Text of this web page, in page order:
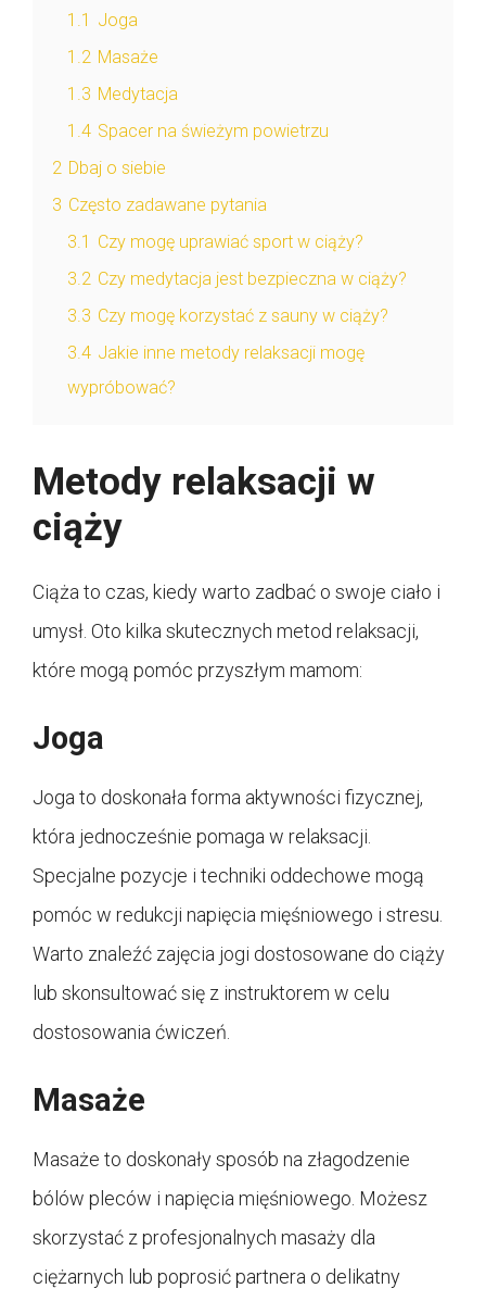
1.1 Joga
1.2 Masaże
1.3 Medytacja
1.4 Spacer na świeżym powietrzu
2 Dbaj o siebie
3 Często zadawane pytania
3.1 Czy mogę uprawiać sport w ciąży?
3.2 Czy medytacja jest bezpieczna w ciąży?
3.3 Czy mogę korzystać z sauny w ciąży?
3.4 Jakie inne metody relaksacji mogę
wypróbować?
Metody relaksacji w
ciąży
Ciąża to czas, kiedy warto zadbać o swoje ciało i
umysł. Oto kilka skutecznych metod relaksacji,
które mogą pomóc przyszłym mamom:
Joga
Joga to doskonała forma aktywności fizycznej,
która jednocześnie pomaga w relaksacji.
Specjalne pozycje i techniki oddechowe mogą
pomóc w redukcji napięcia mięśniowego i stresu.
Warto znaleźć zajęcia jogi dostosowane do ciąży
lub skonsultować się z instruktorem w celu
dostosowania ćwiczeń.
Masaże
Masaże to doskonały sposób na złagodzenie
bólów pleców i napięcia mięśniowego. Możesz
skorzystać z profesjonalnych masaży dla
ciężarnych lub poprosić partnera o delikatny